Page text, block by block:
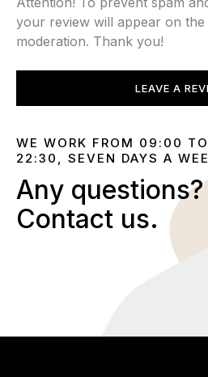
your review will appear on the
moderation. Thank you!
LEAVE A
WE WORK FROM 09:00 TO
22:30, SEVEN DAYS A
Any questions?
Contact us.